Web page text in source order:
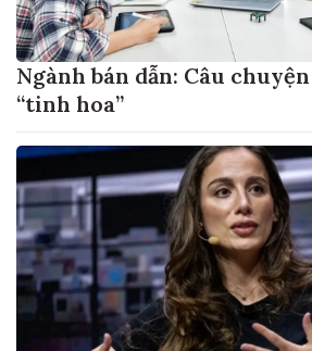
Ngành bán dẫn: Câu
“tinh hoa”